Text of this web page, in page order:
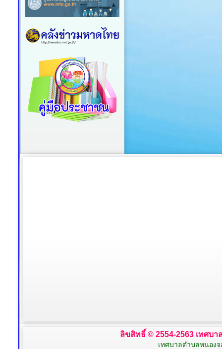
ลิขสิทธิ์ © 2554-2563 เทศบ
เทศบาลตำบลหนองจ